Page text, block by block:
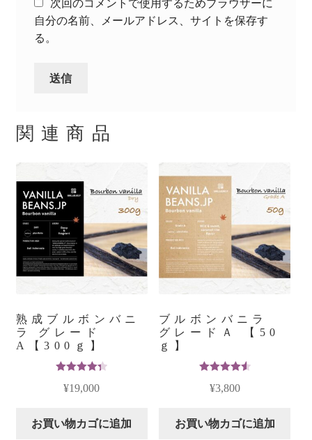
次回のコメントで使用するためブラウザーに
自分の名前、メールアドレス、サイトを保存す
る。
関連商品
熟成ブルボンバニ
ラ グレード
A【300ｇ】
の評
¥19,000
お買い物カゴに追加
ブルボンバニラ
グレードＡ 【50
ｇ】
の評価
¥3,800
お買い物カゴに追加